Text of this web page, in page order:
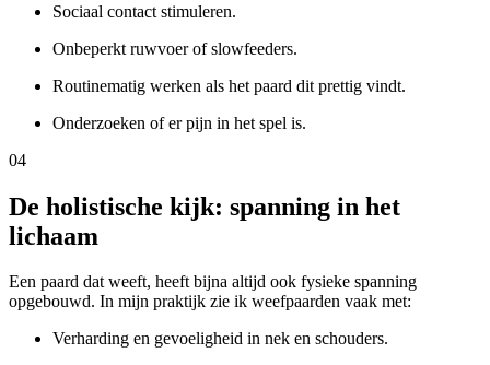
Sociaal contact stimuleren.
Onbeperkt ruwvoer of slowfeeders.
Routinematig werken als het paard dit prettig vindt.
Onderzoeken of er pijn in het spel is.
04
De holistische kijk: spanning in het
lichaam
Een paard dat weeft, heeft bijna altijd ook fysieke spanning
opgebouwd. In mijn praktijk zie ik weefpaarden vaak met:
Verharding en gevoeligheid in nek en schouders.